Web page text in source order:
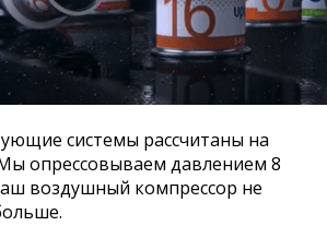
системы рассчитаны на
опрессовываем давлением 8
воздушный компрессор не